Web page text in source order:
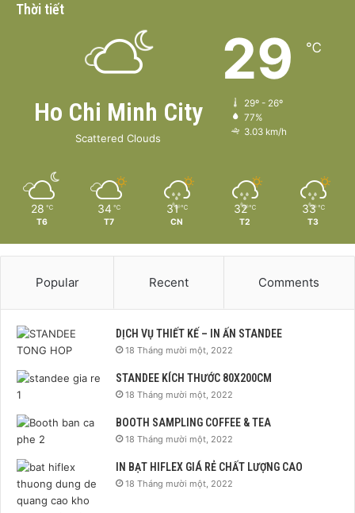
Thời tiết
Ho Chi Minh City
Scattered Clouds
29 ℃
29º - 26º
77%
3.03 km/h
28 ℃
T6
34 ℃
T7
31 ℃
CN
32 ℃
T2
33 ℃
T3
Popular Recent Comments
DỊCH VỤ THIẾT KẾ – IN ẤN STANDEE
18 Tháng mười một, 2022
STANDEE KÍCH THƯỚC 80X200CM
18 Tháng mười một, 2022
BOOTH SAMPLING COFFEE & TEA
18 Tháng mười một, 2022
IN BẠT HIFLEX GIÁ RẺ CHẤT LƯỢNG CAO
18 Tháng mười một, 2022